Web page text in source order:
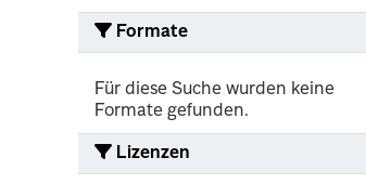
Formate
Für diese Suche wurden keine
Formate gefunden.
Lizenzen